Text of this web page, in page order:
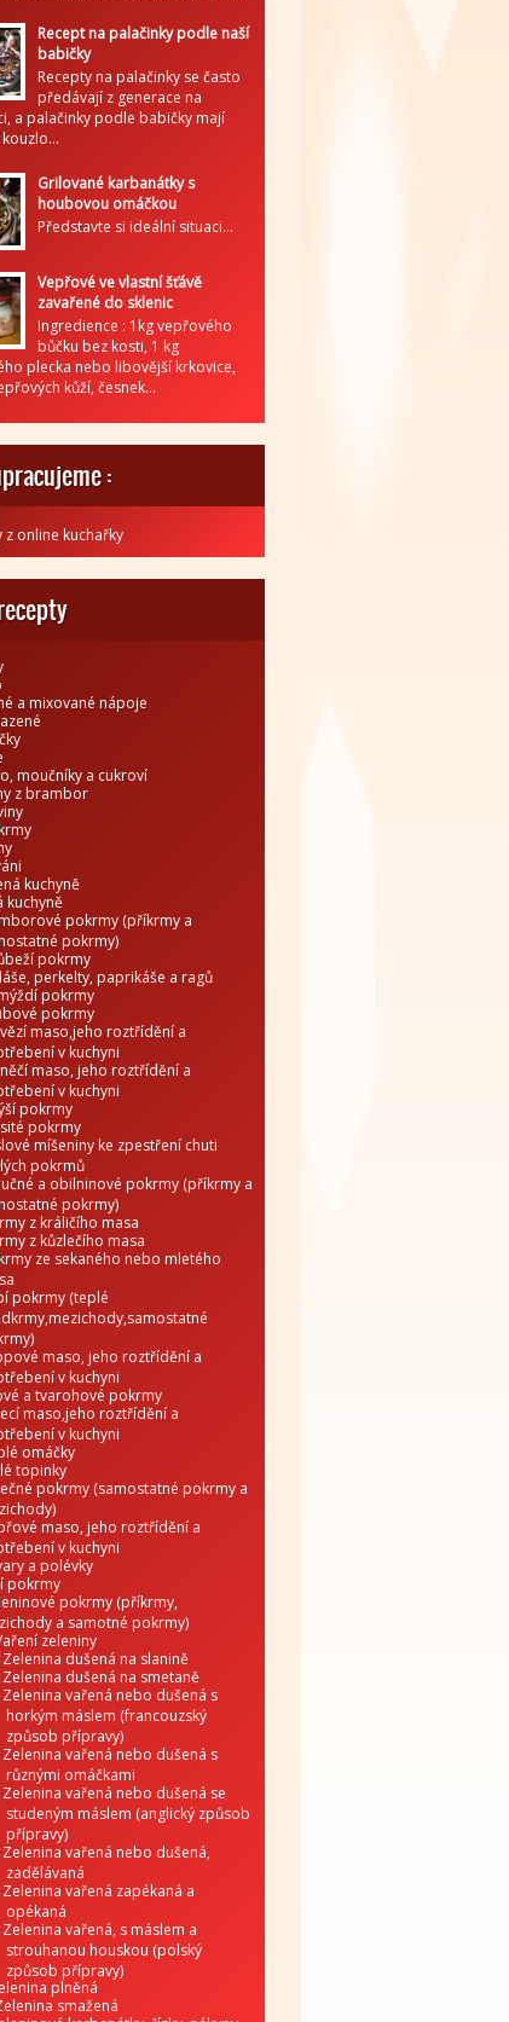
Recept na palačinky podle naší
babičky
Recepty na palačinky se často
předávají z generace na
a palačinky podle babičky mají
Grilované karbanátky s
houbovou omáčkou
Představte si ideální situaci...
Vepřové ve vlastní šťávě
zavařené do sklenic
Ingredience : 1kg vepřového
bůčku bez kosti, 1 kg
plecka nebo libovější krkovice,
kůží, česnek...
:
z online kuchařky
a mixované nápoje
moučníky a cukroví
z brambor
kuchyně
kuchyně
pokrmy (příkrmy a
pokrmy)
pokrmy
perkelty, paprikáše a ragů
pokrmy
pokrmy
maso,jeho roztřídění a
v kuchyni
maso, jeho roztřídění a
v kuchyni
pokrmy
pokrmy
míšeniny ke zpestření chuti
pokrmů
a obilninové pokrmy (příkrmy a
pokrmy)
z králičího masa
z kůzlečího masa
ze sekaného nebo mletého
pokrmy (teplé
maso, jeho roztřídění a
v kuchyni
a tvarohové pokrmy
maso,jeho roztřídění a
v kuchyni
omáčky
topinky
pokrmy (samostatné pokrmy a
maso, jeho roztřídění a
v kuchyni
a polévky
pokrmy
pokrmy (příkrmy,
a samotné pokrmy)
zeleniny
Zelenina dušená na slanině
Zelenina dušená na smetaně
Zelenina vařená nebo dušená s
horkým máslem (francouzský
způsob přípravy)
Zelenina vařená nebo dušená s
různými omáčkami
Zelenina vařená nebo dušená se
studeným máslem (anglický způsob
přípravy)
Zelenina vařená nebo dušená,
zadělávaná
Zelenina vařená zapékaná a
opékaná
Zelenina vařená, s máslem a
strouhanou houskou (polský
způsob přípravy)
plněná
smažená